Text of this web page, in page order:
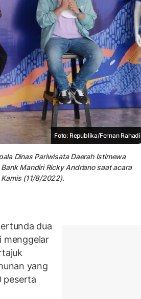
Foto: Republika/Fernan Rahadi
Dinas Pariwisata Daerah Istimewa
Mandiri Ricky Andriano saat acara
(11/8/2022).
dua
menggelar
yang
peserta